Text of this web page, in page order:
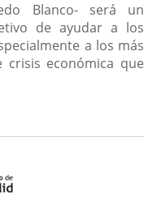
Blanco- será un
de ayudar a los
a los más
crisis económica que